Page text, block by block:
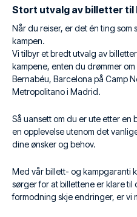
Stort utvalg av billetter til
Når du reiser, er det én ting som
kampen.
Vi tilbyr et bredt utvalg av
kampene, enten du drømmer
Bernabéu, Barcelona på Camp
Metropolitano i Madrid.
Så uansett om du er ute etter
en opplevelse utenom det
dine ønsker og behov.
Med vår billett- og kampgaranti
sørger for at billettene er klare til
formodning skje endringer, er vi